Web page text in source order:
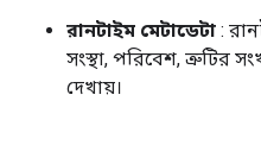
রানটাইম মেটাডেটা :
সংস্থা, পরিবেশ, ত্রুটির
দেখায়।